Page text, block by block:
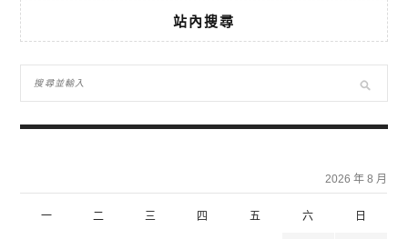
站內搜尋
2026 年 8 月
一 二 三 四 五 六 日